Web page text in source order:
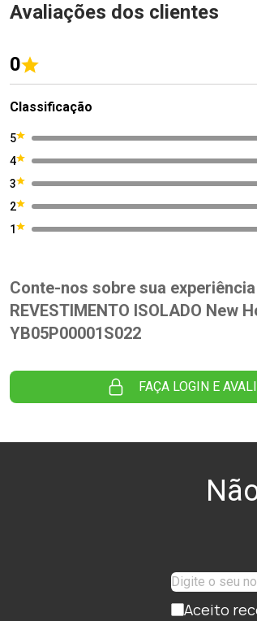
Avaliações dos clientes
0
Classificação
5
4
3
2
1
Conte-nos sobre sua
REVESTIMENTO ISOLADO New
YB05P00001S022
FAÇA LOGIN E
Aceito